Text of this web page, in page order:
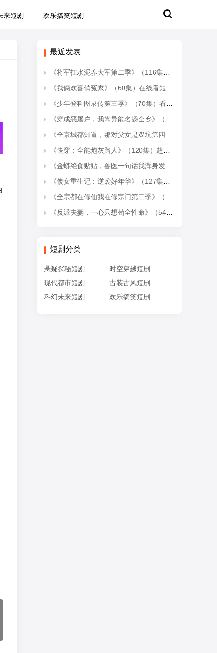
来短剧 欢乐搞笑短剧
最近发表
《将军扛水泥养大军第二季》（116集）热门短剧全集免费观
《我俩欢喜俏冤家》（60集）在线看短剧欢乐不停歇
《少年登科图录传第三季》（70集）看短剧全集享视觉盛宴
《穿成恶屠户，我靠异能名扬全乡》（70集）免费短剧全集追到底
《全京城都知道，那对父女是双坑第四季》（79集全）热门短剧全集轻松看
《快穿：全能炮灰路人》（120集）超燃短剧在线畅快追剧
《金蟒绝食贴贴，兽医一句话我浑身发冷》（61集）短剧全集畅快看个够
《傻女重生记：逆袭好年华》（127集）短剧全集免费在线追不停
《全宗都在修仙我在修宗门第二季》（78集）短剧全集在线追个不停歇
《反派夫妻，一心只想苟全性命》（54集）爆款短剧全集在线开看
短剧分类
悬疑探秘短剧
时空穿越短剧
现代都市短剧
古装古风短剧
科幻未来短剧
欢乐搞笑短剧